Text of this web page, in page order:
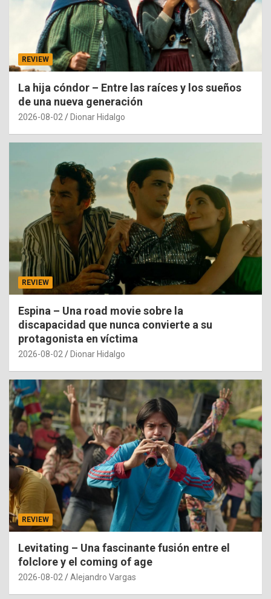
REVIEW
La hija cóndor – Entre las raíces y los sueños
de una nueva generación
2026-08-02 Dionar Hidalgo
REVIEW
Espina – Una road movie sobre la
discapacidad que nunca convierte a su
protagonista en víctima
2026-08-02 Dionar Hidalgo
REVIEW
Levitating – Una fascinante fusión entre el
folclore y el coming of age
2026-08-02 Alejandro Vargas